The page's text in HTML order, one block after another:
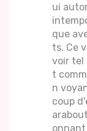
ui
que
ts. Ce
voir tel
t
n
coup